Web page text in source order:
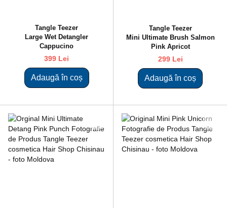
Tangle Teezer
Large Wet Detangler
Cappucino
399 Lei
Adaugă în coș
Tangle Teezer
Mini Ultimate Brush Salmon
Pink Apricot
299 Lei
Adaugă în coș